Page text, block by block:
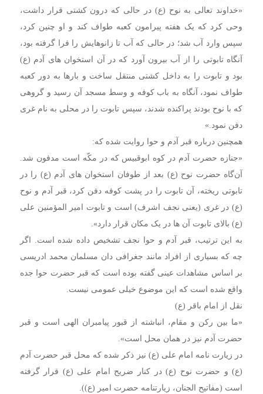
«خداوند تعالی به نوح (ع) در حالی که درون کشتی قرار داشت،
وحی کرد که یک هفته پیرامون کعبه طواف کند و او چنین کرد،
سپس وارد آب شد؛ در حالی که آب تا زانوهایش را فرا گرفته بود،
آنگاه تابوتی را از آب بیرون آورد که در آن استخوان های آدم (ع)
بود و تابوت را به داخل کشتی منتقل ساخت و بارها به دور کعبه
طواف نمود، آنگاه به باب کوفه و وسط مسجد آن رسید و گروهی
که با نوح بودند پراکنده شدند، سپس تابوت را در محلی به نام غری
دفن نمود.»
همچنین درباره قبر آدم و حوا روایت شده که:
«جنازه حضرت آدم در کوه ابوقبیس که در مکّه است مدفون شد.
آن‌گاه حضرت نوح (ع) بعد از طوفان استخوان‌ های آدم (ع) را در
تابوتی ریخته، آن تابوت را در پشت کوفه دفن کرد، قبر آدم و نوح
(ع) در غری (یعنی نجف اشرف) است و تابوت امیر المؤمنین علی
(ع) بالای تابوت آن ها در یک مکان قرار دارد».
به این ترتیب، قبر آدم و حوا نجف تشخیص داده شده است. اگر
چه که بسیاری از افراد مانند جغرافی دان مسلمان محمد ادریسی
بر اساس مشاهدات عینی گفته بوده است که قبر حضرت حوا جده
واقع شده است که این موضوع خیلی عمومی نیست.
نقل از امام باقر (ع)
«ما بین رکن و مقام، انباشته از قبور پیامبران الهی است و قبر
حضرت آدم نیز در همان محل است».
در زیارت نامه امام علی (ع) نیز ذکر شده که محل قبر حضرت آدم
(ع) و حضرت نوح (ع) در کنار ضریح امام علی (ع) قرار گرفته
است (مفاتیح الجنان، زیارتنامه حضرت امیر (ع)).